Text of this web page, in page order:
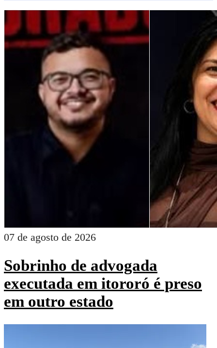
07 de agosto de 2026
Sobrinho de advogada
executada em itororó é preso
em outro estado